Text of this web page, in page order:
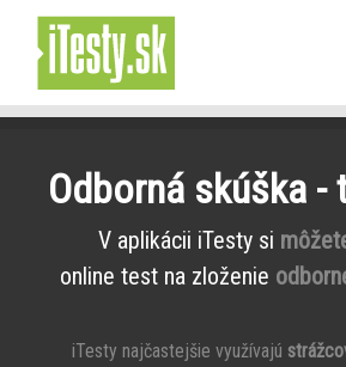
Odborná skúška -
V aplikácii iTesty si
online test na zloženie
iTesty najčastejšie využívajú